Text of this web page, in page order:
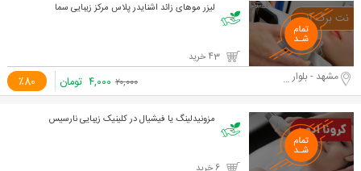
لیزر موهای زائد اشنایدر پلاس مرکز زیبایی سما
٪80 مشهد - بلوار سجاد ۲۰,۰۰۰ ۴,۰۰۰ تومان
مزونیدلینگ یا فیشیال در کلینیک زیبایی نارسیس